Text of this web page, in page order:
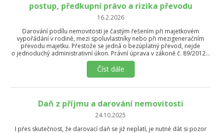
postup, předkupní právo a rizika převodu
16.2.2026
Darování podílu nemovitosti je častým řešením při majetkovém
vypořádání v rodině, mezi spoluvlastníky nebo při mezigeneračním
převodu majetku. Přestože se jedná o bezúplatný převod, nejde
o jednoduchý administrativní úkon. Právní úprava v zákoně č. 89/2012…
Číst dále
Daň z příjmu a darování nemovitosti
24.10.2025
I přes skutečnost, že darovací daň se již neplatí, je nutné dát si pozor